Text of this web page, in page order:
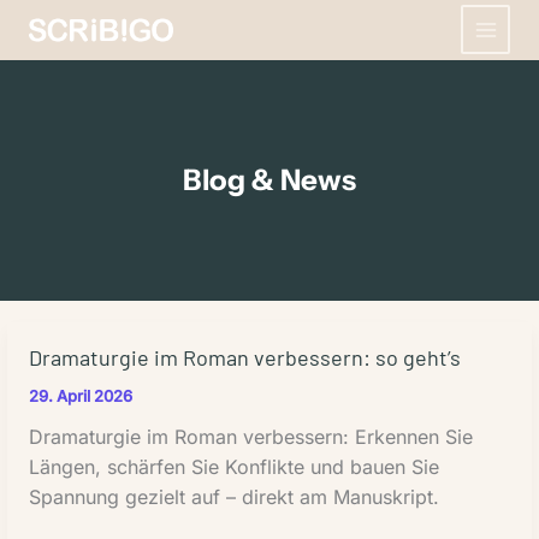
Inhalt
springen
Blog & News
Dramaturgie im Roman verbessern: so geht’s
29. April 2026
Dramaturgie im Roman verbessern: Erkennen Sie
Längen, schärfen Sie Konflikte und bauen Sie
Spannung gezielt auf – direkt am Manuskript.